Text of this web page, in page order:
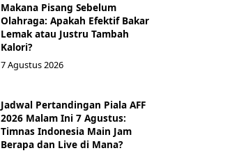
Makana Pisang Sebelum
Olahraga: Apakah Efektif Bakar
Lemak atau Justru Tambah
Kalori?
7 Agustus 2026
Jadwal Pertandingan Piala AFF
2026 Malam Ini 7 Agustus:
Timnas Indonesia Main Jam
Berapa dan Live di Mana?